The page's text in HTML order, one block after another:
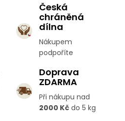
Česká
chráněná
dílna
Nákupem
podpoříte
Doprava
ZDARMA
Při nákupu nad
2000 Kč do 5 kg